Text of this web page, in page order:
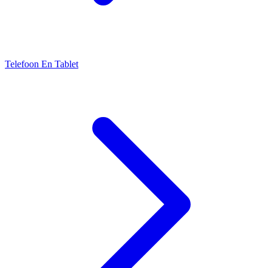
Telefoon En Tablet